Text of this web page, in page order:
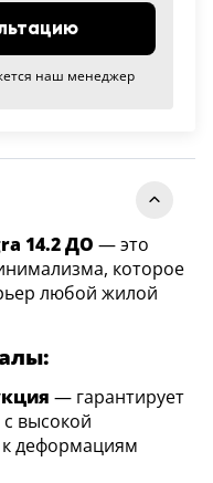
наш менеджер
14.2 ДО — это
которое
любой жилой
— гарантирует
высокой
деформациям